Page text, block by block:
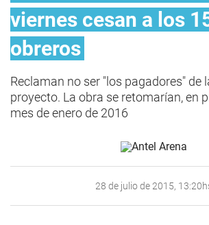
viernes cesan a los
obreros
Reclaman no ser "los pagadores" de
proyecto. La obra se retomarían, en
mes de enero de 2016
28 de julio de 2015,